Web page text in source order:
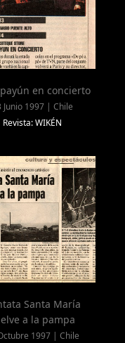
en concierto
Junio 1997 | Chile
Revista: WIKÉN
Santa María
a la pampa
1997 | Chile